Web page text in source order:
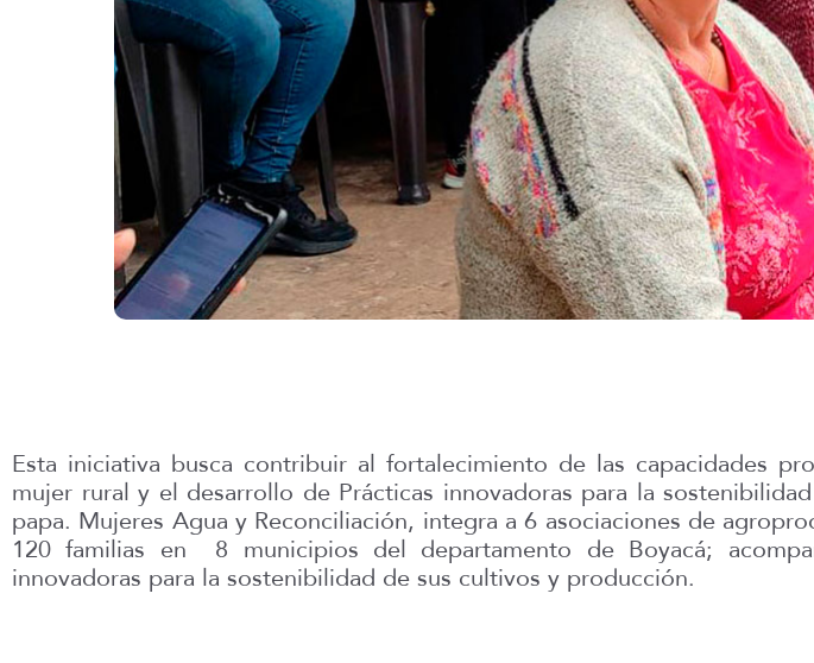
Esta iniciativa busca contribuir al fortalecimiento de las capacidades
mujer rural y el desarrollo de Prácticas innovadoras para la
papa. Mujeres Agua y Reconciliación, integra a 6 asociaciones de
120 familias en 8 municipios del departamento de Boyacá;
innovadoras para la sostenibilidad de sus cultivos y producción.